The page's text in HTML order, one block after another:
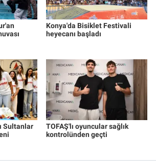
Konya'da Bisiklet Festivali
heyecanı başladı
Sultanlar
TOFAŞ'lı oyuncular sağlık
kontrolünden geçti